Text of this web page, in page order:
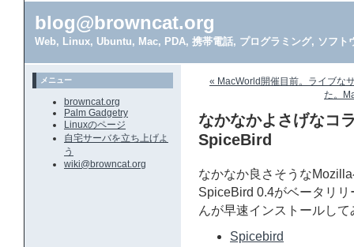
blog@browncat.org
Web, Linux, Ubuntu, Mac, PDA, 携帯電話, プログラミング, ソフト
« MacWorld開催目前。ライブな
た。
なかなかよさげなコ
SpiceBird
なかなか良さそうな
SpiceBird 0.4がベータリ
んが早速インストールして
Spicebird
メニュー
browncat.org
Palm Gadgetry
Linuxのページ
自宅サーバを立ち上げよ
う
wiki@browncat.org